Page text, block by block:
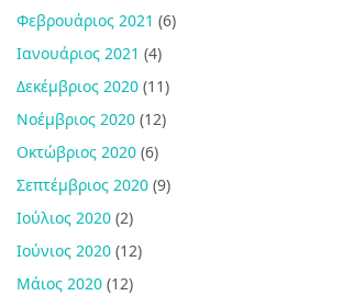
Φεβρουάριος 2021 (6)
Ιανουάριος 2021 (4)
Δεκέμβριος 2020 (11)
Νοέμβριος 2020 (12)
Οκτώβριος 2020 (6)
Σεπτέμβριος 2020 (9)
Ιούλιος 2020 (2)
Ιούνιος 2020 (12)
Μάιος 2020 (12)